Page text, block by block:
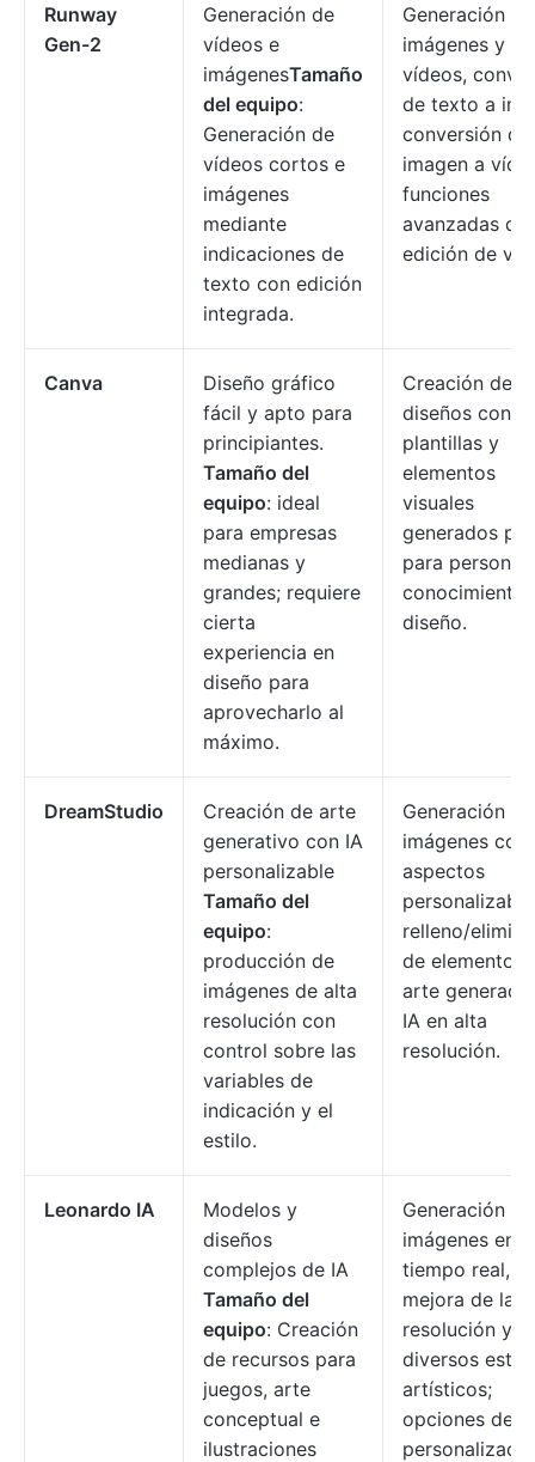
Runway
Gen-2
Generación de
vídeos e
imágenesTamaño
del equipo:
Generación de
vídeos cortos e
imágenes
mediante
indicaciones de
texto con edición
integrada.
Generación de
imágenes y
vídeos,
de texto a
conversión de
imagen a
funciones
avanzadas de
edición de
Canva
Diseño gráfico
fácil y apto para
principiantes.
Tamaño del
equipo: ideal
para empresas
medianas y
grandes; requiere
cierta
experiencia en
diseño para
aprovecharlo al
máximo.
Creación de
diseños con
plantillas y
elementos
visuales
generados
para
diseño.
DreamStudio
Creación de arte
generativo con IA
personalizable
Tamaño del
equipo:
producción de
imágenes de alta
resolución con
control sobre las
variables de
indicación y el
estilo.
Generación de
imágenes con
aspectos
relleno/
de elementos
arte
IA en alta
resolución.
Leonardo IA
Modelos y
diseños
complejos de IA
Tamaño del
equipo: Creación
de recursos para
juegos, arte
conceptual e
ilustraciones
Generación de
imágenes en
tiempo real,
mejora de la
resolución y
diversos
artísticos;
opciones de